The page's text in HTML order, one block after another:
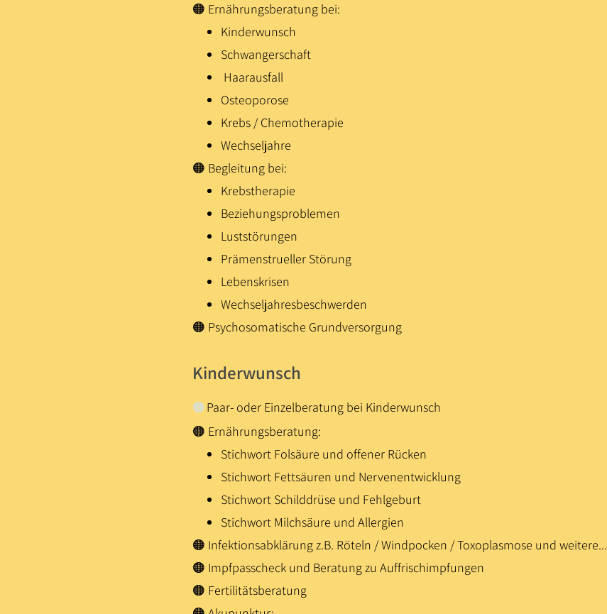
🟠 Ernährungsberatung bei:
Kinderwunsch
Schwangerschaft
Haarausfall
Osteoporose
Krebs / Chemotherapie
Wechseljahre
🟠 Begleitung bei:
Krebstherapie
Beziehungsproblemen
Luststörungen
Prämenstrueller Störung
Lebenskrisen
Wechseljahresbeschwerden
🟠 Psychosomatische Grundversorgung
Kinderwunsch
🟠Paar- oder Einzelberatung bei Kinderwunsch
🟠 Ernährungsberatung:
Stichwort Folsäure und offener Rücken
Stichwort Fettsäuren und Nervenentwicklung
Stichwort Schilddrüse und Fehlgeburt
Stichwort Milchsäure und Allergien
🟠 Infektionsabklärung z.B. Röteln / Windpocken / Toxoplasmose und weitere...
🟠 Impfpasscheck und Beratung zu Auffrischimpfungen
🟠 Fertilitätsberatung